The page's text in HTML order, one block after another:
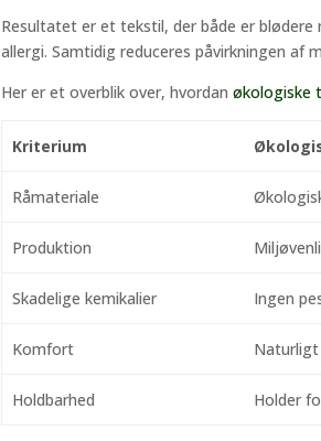
Resultatet er et tekstil, der både er
allergi. Samtidig reduceres påvirkningen af
Her er et overblik over, hvordanøkologiske
Kriterium
Råmateriale
Produktion
Skadelige kemikalier Ingen
Komfort Naturligt
Holdbarhed Holder